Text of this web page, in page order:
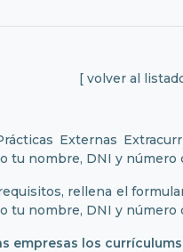
[ volver al
Externas
tu nombre, DNI y
rellena el
tu nombre, DNI y
empresas los